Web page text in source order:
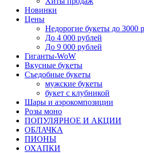
Новинки
Цены
Недорогие букеты до 3000
До 4 000 рублей
До 9 000 рублей
Гиганты-WoW
Вкусные букеты
Съедобные букеты
мужские букеты
букет с клубникой
Шары и аэрокомпозиции
Розы моно
ПОПУЛЯРНОЕ И АКЦИИ
ОБЛАЧКА
ПИОНЫ
ОХАПКИ